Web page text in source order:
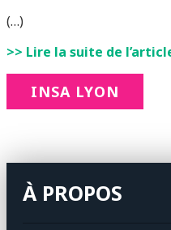
(…)
>> Lire la suite de
INSA LYON
À PROPOS